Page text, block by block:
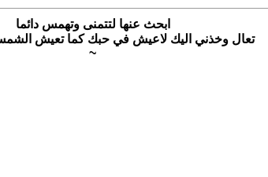
ابحث عنها لتتمنى وتهمس دائما
تعال وخذني اليك لاعيش في حبك كما تعيش
~